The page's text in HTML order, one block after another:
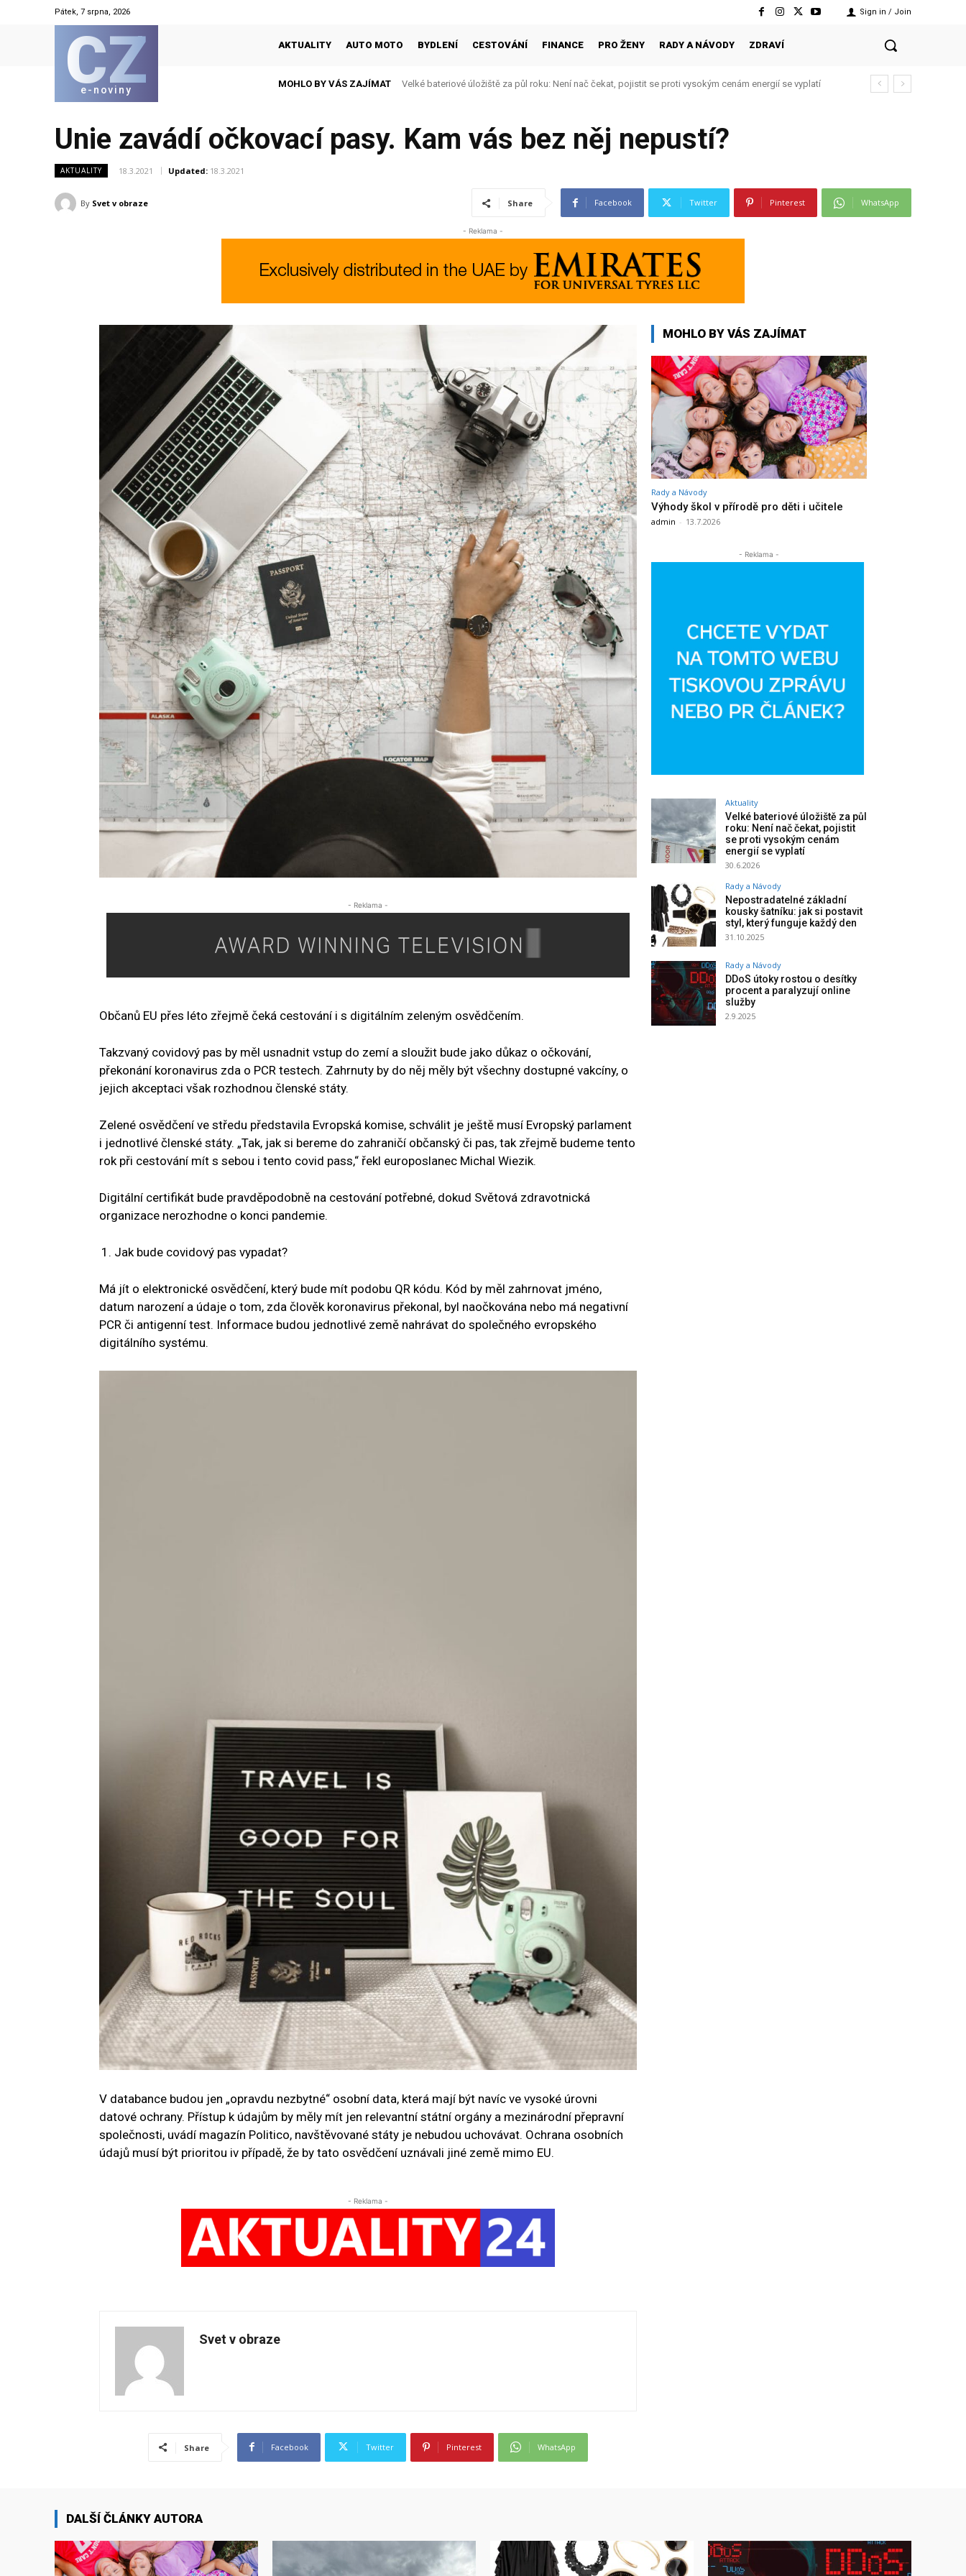
Pátek, 7 srpna, 2026 Sign in / Join
CZ
e-noviny
AKTUALITY AUTO MOTO BYDLENÍ CESTOVÁNÍ FINANCE PRO ŽENY RADY A NÁVODY ZDRAVÍ
MOHLO BY VÁS ZAJÍMAT Velké bateriové úložiště za půl roku: Není nač čekat, pojistit se proti vysokým cenám energií se vyplatí
Nepostradatelné základní kousky šatníku: jak si postavit styl, který funguje každý den
Unie zavádí očkovací pasy. Kam vás bez něj nepustí?
AKTUALITY 18.3.2021 Updated: 18.3.2021
By Svet v obraze Share Facebook Twitter Pinterest WhatsApp
- Reklama -
- Reklama -
Občanů EU přes léto zřejmě čeká cestování i s digitálním zeleným osvědčením.
Takzvaný covidový pas by měl usnadnit vstup do zemí a sloužit bude jako důkaz o očkování,
překonání koronavirus zda o PCR testech. Zahrnuty by do něj měly být všechny dostupné vakcíny, o
jejich akceptaci však rozhodnou členské státy.
Zelené osvědčení ve středu představila Evropská komise, schválit je ještě musí Evropský parlament
i jednotlivé členské státy. „Tak, jak si bereme do zahraničí občanský či pas, tak zřejmě budeme tento
rok při cestování mít s sebou i tento covid pass,“ řekl europoslanec Michal Wiezik.
Digitální certifikát bude pravděpodobně na cestování potřebné, dokud Světová zdravotnická
organizace nerozhodne o konci pandemie.
Jak bude covidový pas vypadat?
Má jít o elektronické osvědčení, který bude mít podobu QR kódu. Kód by měl zahrnovat jméno,
datum narození a údaje o tom, zda člověk koronavirus překonal, byl naočkována nebo má negativní
PCR či antigenní test. Informace budou jednotlivé země nahrávat do společného evropského
digitálního systému.
V databance budou jen „opravdu nezbytné“ osobní data, která mají být navíc ve vysoké úrovni
datové ochrany. Přístup k údajům by měly mít jen relevantní státní orgány a mezinárodní přepravní
společnosti, uvádí magazín Politico, navštěvované státy je nebudou uchovávat. Ochrana osobních
údajů musí být prioritou iv případě, že by tato osvědčení uznávali jiné země mimo EU.
- Reklama -
Svet v obraze
Share Facebook Twitter Pinterest WhatsApp
MOHLO BY VÁS ZAJÍMAT
Rady a Návody
Výhody škol v přírodě pro děti i učitele
admin - 13.7.2026
- Reklama -
Aktuality
Velké bateriové úložiště za půl
roku: Není nač čekat, pojistit
se proti vysokým cenám
energií se vyplatí
30.6.2026
Rady a Návody
Nepostradatelné základní
kousky šatníku: jak si postavit
styl, který funguje každý den
31.10.2025
Rady a Návody
DDoS útoky rostou o desítky
procent a paralyzují online
služby
2.9.2025
DALŠÍ ČLÁNKY AUTORA